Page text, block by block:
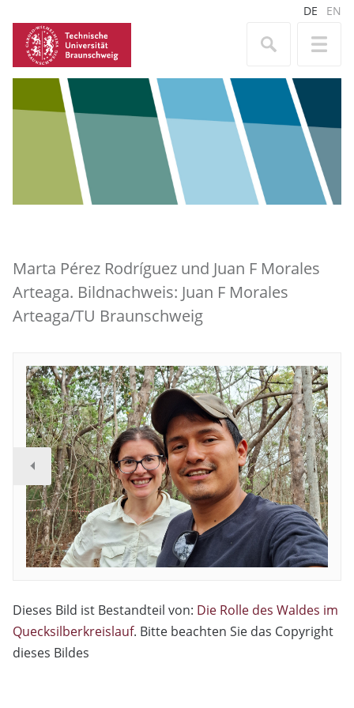
DE EN
Marta Pérez Rodríguez und Juan F Morales
Arteaga. Bildnachweis: Juan F Morales
Arteaga/TU Braunschweig
Dieses Bild ist Bestandteil von: Die Rolle des Waldes im
Quecksilberkreislauf. Bitte beachten Sie das Copyright
dieses Bildes